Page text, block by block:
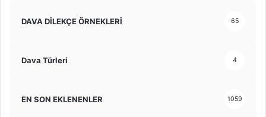
DAVA DİLEKÇE ÖRNEKLERİ 65
Dava Türleri 4
EN SON EKLENENLER 1059